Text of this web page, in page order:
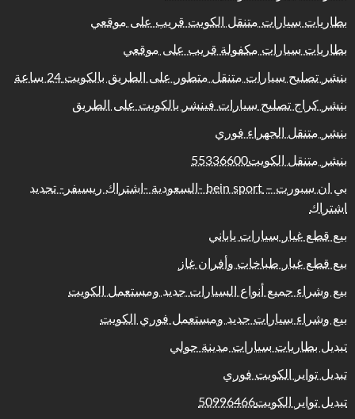
بطاريات سيارات متنقل الكويت قريب على موقعي
بطاريات سيارات مكفولة قريب على موقعي
بنشر تصليح سيارات متنقل متطور على الطريق بالكويت 24 ساعة
بنشر كراج تصليح سيارات فينشر بالكويت على الطريق
بنشر متنقل الجهراء فوري
بنشر متنقل الكويت55336600
بي ان سبورت – bein sport -السعودية -اشتراك ريسيفر- تجديد
اشتراك
بيع قطع غيار سيارات ياباني
بيع قطع غيار طباخات وأفران غاز
بيع وشراء جميع أنواع السيارات جديد ومستعمل الكويت
بيع وشراء سيارات جديد ومستعمل فوري الكويت
تبديل بطاريات سيارات مدينة حولي
تبديل تواير الكويت فوري
تبديل تواير الكويت50996466